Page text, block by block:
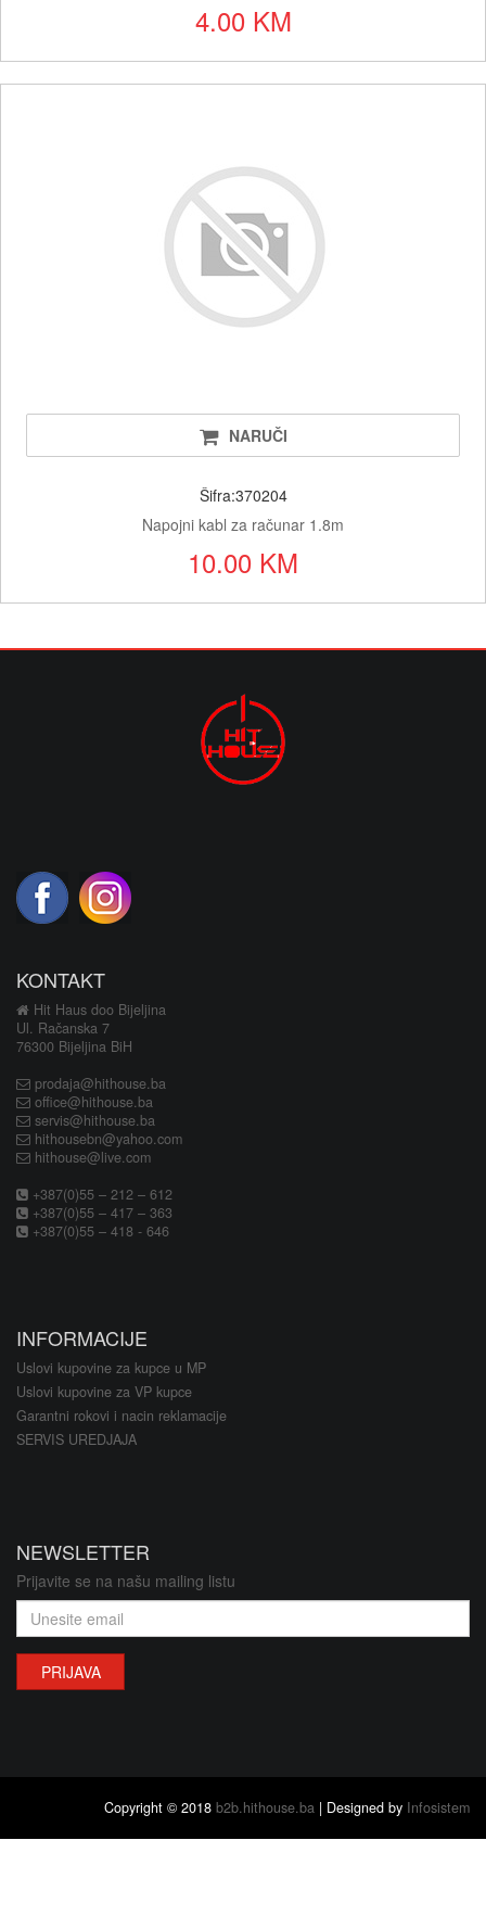
4.00 KM
NARUČI
Šifra:370204
Napojni kabl za računar 1.8m
10.00 KM
KONTAKT
Hit Haus doo Bijeljina
Ul. Račanska 7
76300 Bijeljina BiH
prodaja@hithouse.ba
office@hithouse.ba
servis@hithouse.ba
hithousebn@yahoo.com
hithouse@live.com
+387(0)55 – 212 – 612
+387(0)55 – 417 – 363
+387(0)55 – 418 - 646
INFORMACIJE
Uslovi kupovine za kupce u MP
Uslovi kupovine za VP kupce
Garantni rokovi i nacin reklamacije
SERVIS UREDJAJA
NEWSLETTER
Prijavite se na našu mailing listu
PRIJAVA
Copyright © 2018 b2b.hithouse.ba | Designed by Infosistem